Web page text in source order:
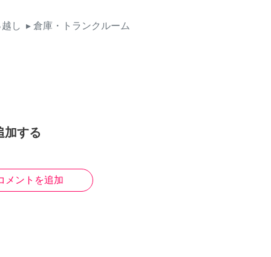
し ▸ 倉庫・トランクルーム
加する
メントを追加